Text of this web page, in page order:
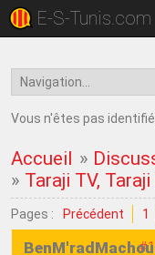
E-S-Tunis.com
Vous n'êtes pas
Accueil »
» Taraji TV,
Pages : Précédent 1